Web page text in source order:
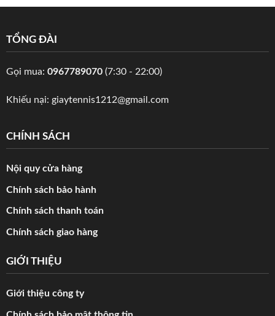
TỔNG ĐÀI
Gọi mua: 0967789070(7:30 - 22:00)
Khiếu nại: giaytennis1212@gmail.com
CHÍNH SÁCH
Nội quy cửa hàng
Chính sách bảo hành
Chính sách thanh toán
Chính sách giao hàng
GIỚI THIỆU
Giới thiệu công ty